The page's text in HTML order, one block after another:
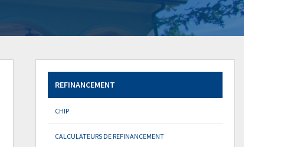
REFINANCEMENT
CHIP
CALCULATEURS DE REFINANCEMENT